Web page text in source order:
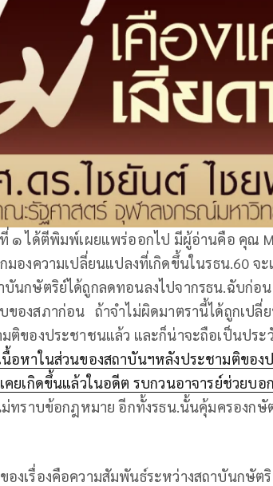
๑ ได้ตีพิมพ์เผยแพร่ออกไป มีผู้อ่านคือ คุณ
ความเปลี่ยนแปลงที่เกิดขึ้นในรธน.60 จ
บันกษัตริย์​ได้ถูกลดทอนลงไปจากรธน.ฉับก่อ
ของสภา​ก่อน ถ้าจำไม่ผิดมาตรานี้ได้ถูกเปลี่
มติของประชาชนแล้ว​ และก็น่าจะถือเป็นประ
นื้อหาในส่วนของสถาบันฯหลังประชามติของ
คยเกิดขึ้นแล้วในอดีต​ รบกวนอาจารย์​ช่วยบอ
ม่ทราบข้อกฎหมาย​ อีกทั้งรธน.นั้นคุ้มครองกษั
ล้ว
ญ่ของเรื่องคือความสัมพันธ์​ระหว่าง